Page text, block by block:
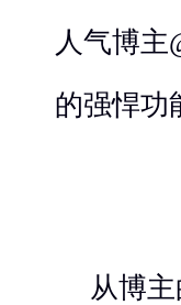
人气博主
的强悍功
从博